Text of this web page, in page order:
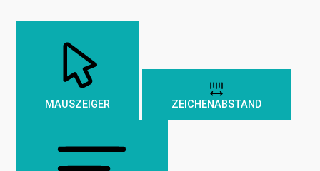
MAUSZEIGER ZEICHENABSTAND